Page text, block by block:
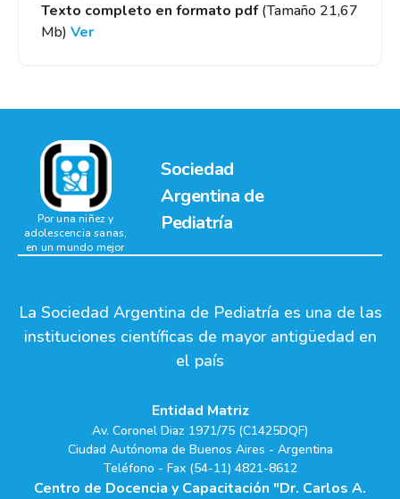
Texto completo en formato pdf(Tamaño 21,67
Mb) Ver
Sociedad
Argentina de
Pediatría
Por una niñez y
adolescencia sanas,
en un mundo mejor
La Sociedad Argentina de Pediatría es una de las
instituciones científicas de mayor antigüedad en
el país
Entidad Matriz
Av. Coronel Diaz 1971/75 (C1425DQF)
Ciudad Autónoma de Buenos Aires - Argentina
Teléfono - Fax (54-11) 4821-8612
Centro de Docencia y Capacitación "Dr. Carlos A.